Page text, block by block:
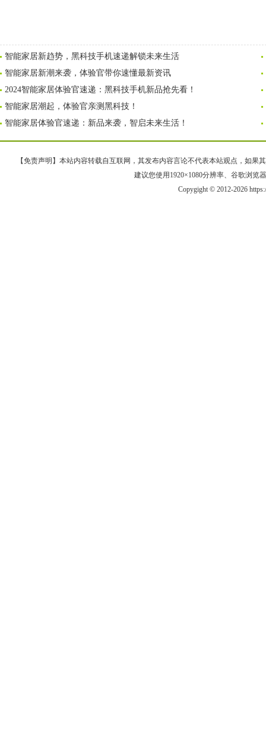
智能家居新趋势，黑科技手机速递解锁未来生活
智能家居新潮来袭，体验官带你速懂最新资讯
2024智能家居体验官速递：黑科技手机新品抢先看！
智能家居潮起，体验官亲测黑科技！
智能家居体验官速递：新品来袭，智启未来生活！
【免责声明】本站内容转载自互联网，其发布内容言论不代表本站观点，如果
建议您使用1920×1080分辨率、谷歌浏览
Copygight © 2012-2026